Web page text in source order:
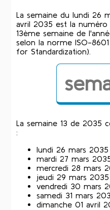
La semaine du lundi 26
avril 2035 est la numéro
13ème semaine de
selon la norme ISO-
for Standardization).
La semaine 13 de 2035
:
lundi 26 mars 2035
mardi 27 mars
mercredi 28 mars
jeudi 29 mars 2035
vendredi 30 mars
samedi 31 mars
dimanche 01 avril